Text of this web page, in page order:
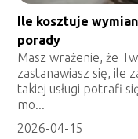
Ile kosztuje
porady
Masz wrażenie, że
zastanawiasz się, ile
takiej usługi potrafi
mo...
2026-04-15